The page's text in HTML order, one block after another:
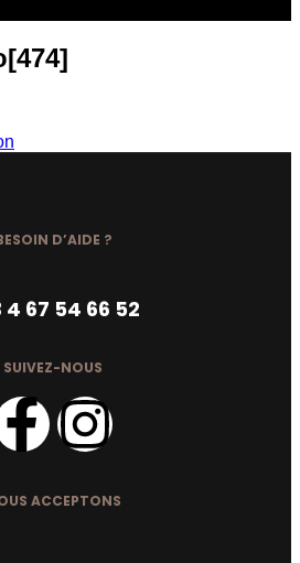
D’AIDE ?
4 67 54 66 52
SUIVEZ-NOUS
ACCEPTONS